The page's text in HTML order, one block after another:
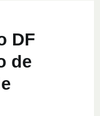
DF
de